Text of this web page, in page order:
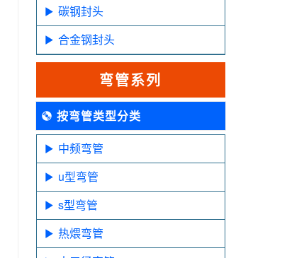
碳钢封头
合金钢封头
弯管系列
按弯管类型分类
中频弯管
u型弯管
s型弯管
热煨弯管